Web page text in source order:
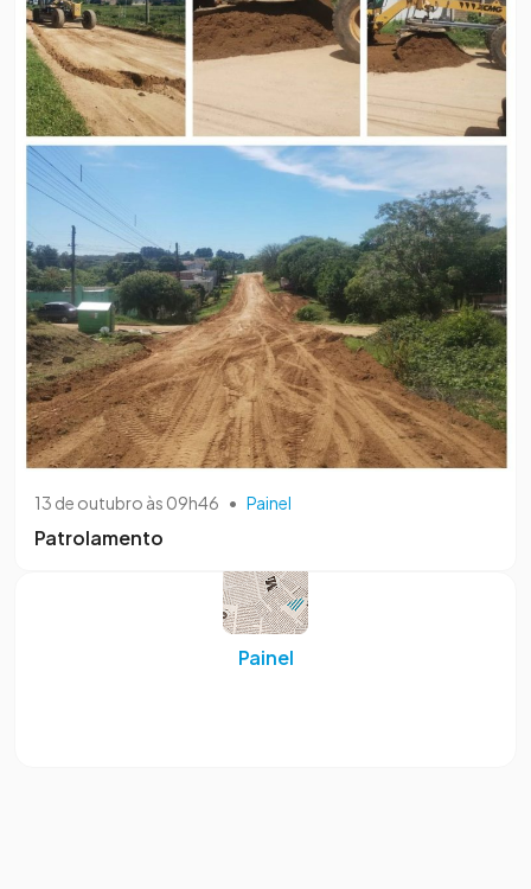
13 de outubro às 09h46 • Painel
Patrolamento
Painel